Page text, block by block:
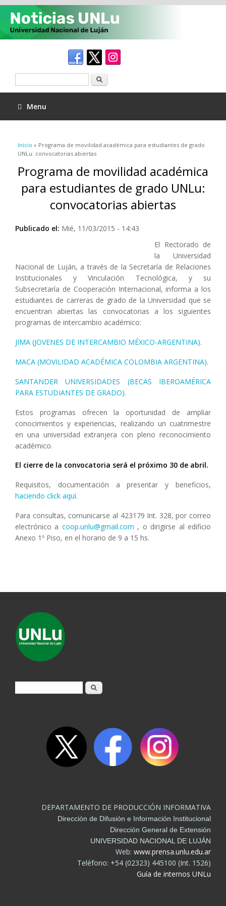
Menu
Se encuentra usted aquí
Inicio » Programa de movilidad académica para estudiantes de grado
UNLu: convocatorias abiertas
Programa de movilidad académica
para estudiantes de grado UNLu:
convocatorias abiertas
Publicado el: Mié, 11/03/2015 - 14:43
El Rectorado de
la Universidad
Nacional de Luján, a través de la Secretaría de Relaciones
Institucionales y Vinculación Tecnológica, y su
Subsecretaría de Cooperación Internacional, informa a los
estudiantes de carreras de grado de la Universidad que se
encuentran abiertas las convocatorias a los siguientes
programas de intercambio académico:
JIMA (JOVENES DE INTERCAMBIO MÉXICO-ARGENTINA).
MACA (MOVILIDAD ACADÉMICA COLOMBIA ARGENTINA).
SANTANDER UNIVERSIDADES (BECAS IBEROAMÉRICA
PARA ESTUDIANTES DE GRADO).
Estos programas ofrecen la oportunidad de ampliar
conocimientos y experiencias, realizando un cuatrimestre
en una universidad extranjera con pleno reconocimiento
académico.
El cierre de la convocatoria será el próximo 30 de abril.
Requisitos, documentación a presentar y beneficios,
haciendo click aquí.
Para consultas, comunicarse al 423179 Int. 328, por correo
electrónico a coop.unlu@gmail.com , o dirigirse al edificio
Anexo 1º Piso, en el horario de 9 a 15 hs.
Formulario de búsqueda
Buscar
DEPARTAMENTO DE PRODUCCIÓN INFORMATIVA
Dirección de Difusión e Información Institucional
Dirección General de Extensión
UNIVERSIDAD NACIONAL DE LUJÁN
Web: www.prensa.unlu.edu.ar
Teléfono: +54 (02323) 445100 (Int. 1526)
Guía de internos UNLu